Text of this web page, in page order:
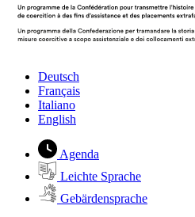
Deutsch
Français
Italiano
English
Agenda
Leichte Sprache
Gebärdensprache